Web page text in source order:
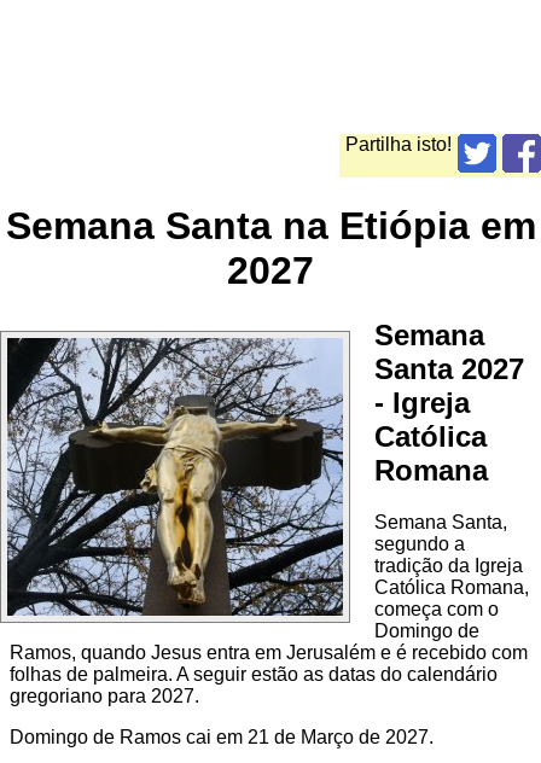
Partilha isto!
Semana Santa na Etiópia em
2027
Semana
Santa 2027
- Igreja
Católica
Romana
Semana Santa,
segundo a
tradição da Igreja
Católica Romana,
começa com o
Domingo de
Ramos, quando Jesus entra em Jerusalém e é recebido com
folhas de palmeira. A seguir estão as datas do calendário
gregoriano para 2027.
Domingo de Ramos cai em 21 de Março de 2027.